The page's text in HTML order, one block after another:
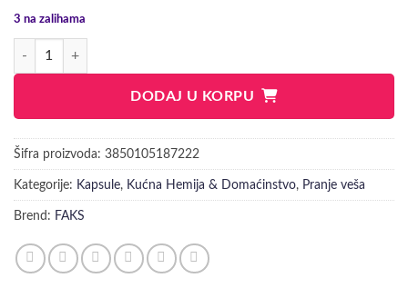
3 na zalihama
FAKS KAPSULE ZA VEŠ 5U1 UNIVERSAL količina
DODAJ U KORPU
Šifra proizvoda: 3850105187222
Kategorije: Kapsule, Kućna Hemija & Domaćinstvo, Pranje veša
Brend: FAKS